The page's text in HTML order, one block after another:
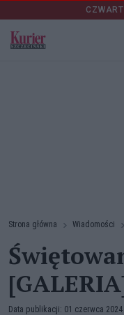
Strona główna Wiadomości
Data publikacji: 01 czerwca 2024